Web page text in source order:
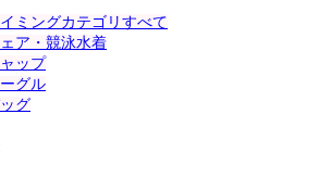
ミングカテゴリすべて
ア・競泳水着
ップ
グル
グ